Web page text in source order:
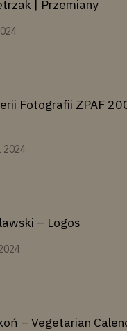
| Przemiany
Fotografii ZPAF
2024
– Logos
– Vegetarian